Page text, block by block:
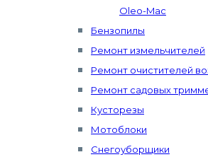
Oleo-Mac
Бензопилы
Ремонт измельчителей
Ремонт очистителей
Ремонт садовых
Кусторезы
Мотоблоки
Снегоуборщики